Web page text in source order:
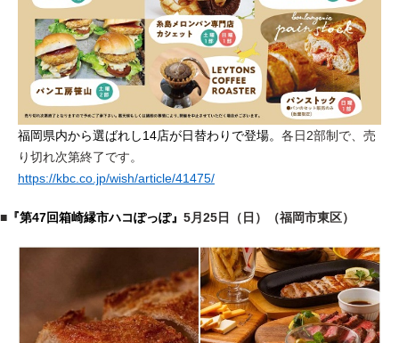
福岡県内から選ばれし14店が日替わりで登場。 各日2部制で、売
り切れ次第終了です。
https://kbc.co.jp/wish/article/41475/
■ 『第47回箱崎縁市ハコぽっぽ』 5月25日（日）（福岡市東区）